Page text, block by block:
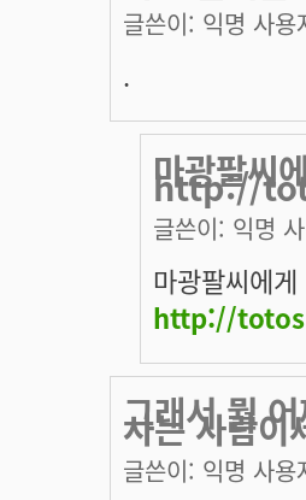
글쓴이: 익명 사용
.
마광팔씨
http://
글쓴이: 익명
마광팔씨에
http://
그래서 뭘
사는 사람이
글쓴이: 익명 사용